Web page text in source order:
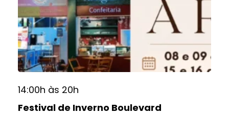
14:00h às 20h
Festival de Inverno Boulevard